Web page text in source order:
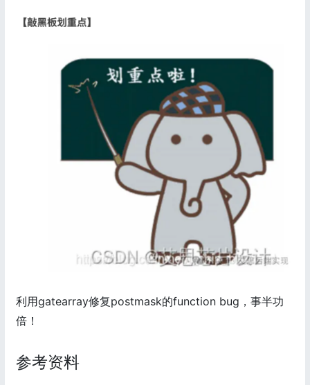
利用gatearray修复postmask的function bug，事半功
倍！
参考资料